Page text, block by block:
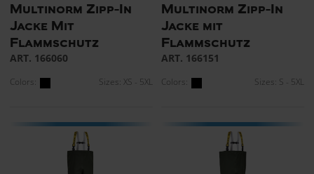
Multinorm Zipp-In
Jacke Mit
Flammschutz
ART. 166060
Colors: Sizes: XS - 5XL
Multinorm Zipp-In
Jacke mit
Flammschutz
ART. 166151
Colors: Sizes: S - 5XL